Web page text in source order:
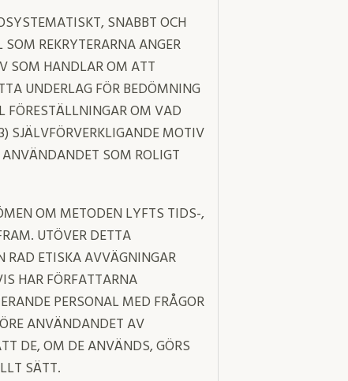
SNABBT OCH
REKRYTERARNA ANGER
SOM HANDLAR OM ATT
UNDERLAG FÖR BEDÖMNING
FÖRESTÄLLNINGAR OM VAD
SJÄLVFÖRVERKLIGANDE MOTIV
ANVÄNDANDET SOM ROLIGT
OM METODEN LYFTS TIDS-,
UTÖVER DETTA
RAD ETISKA AVVÄGNINGAR
HAR FÖRFATTARNA
PERSONAL MED FRÅGOR
ANVÄNDANDET AV
DE, OM DE ANVÄNDS, GÖRS
SÄTT.